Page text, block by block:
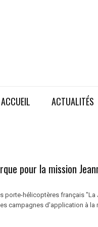
ACCUEIL ACTUALITÉS
pour la mission
porte-hélicoptères français
campagnes d'application à la